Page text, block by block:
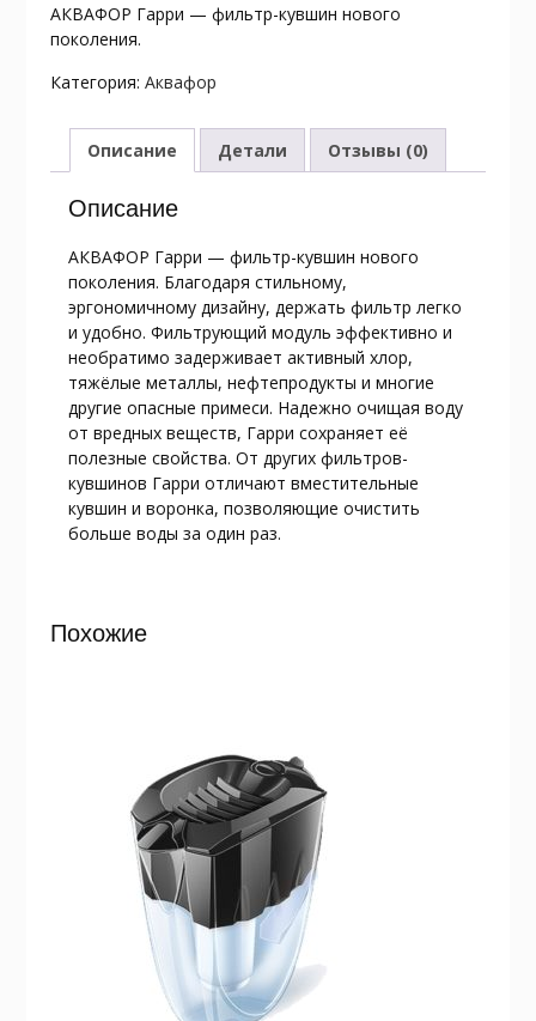
АКВАФОР Гарри — фильтр-кувшин нового
поколения.
Категория: Аквафор
Описание Детали Отзывы (0)
Описание
АКВАФОР Гарри — фильтр-кувшин нового
поколения. Благодаря стильному,
эргономичному дизайну, держать фильтр легко
и удобно. Фильтрующий модуль эффективно и
необратимо задерживает активный хлор,
тяжёлые металлы, нефтепродукты и многие
другие опасные примеси. Надежно очищая воду
от вредных веществ, Гарри сохраняет её
полезные свойства. От других фильтров-
кувшинов Гарри отличают вместительные
кувшин и воронка, позволяющие очистить
больше воды за один раз.
Похожие